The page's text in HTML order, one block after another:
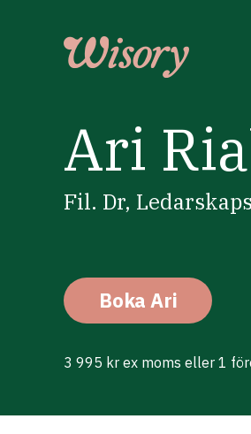
Ari
Fil. Dr,
Boka Ari
3 995 kr ex moms eller 1